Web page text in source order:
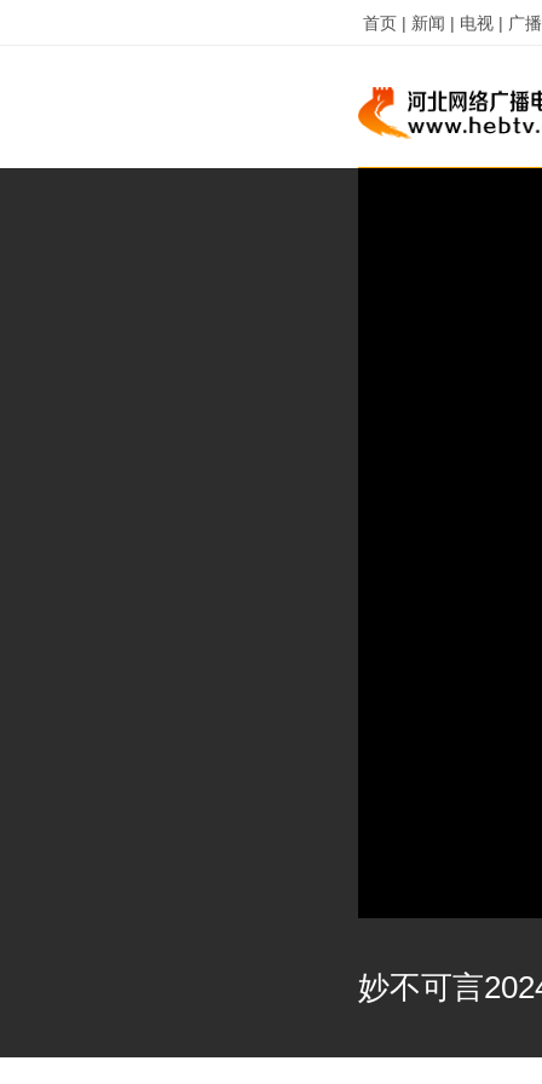
首页 | 新闻 | 电视 | 广
妙不可言